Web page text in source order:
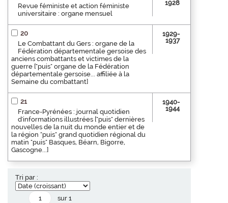
Revue féministe et action féministe
universitaire : organe mensuel
1928
20
Le Combattant du Gers : organe de la
Fédération départementale gersoise des
anciens combattants et victimes de la
guerre ["puis" organe de la Fédération
départementale gersoise... affiliée à la
Semaine du combattant]
1929-
1937
21
France-Pyrénées : journal quotidien
d'informations illustrées ["puis" dernières
nouvelles de la nuit du monde entier et de
la région "puis" grand quotidien régional du
matin "puis" Basques, Béarn, Bigorre,
Gascogne...]
1940-
1944
Tri par :
sur 1